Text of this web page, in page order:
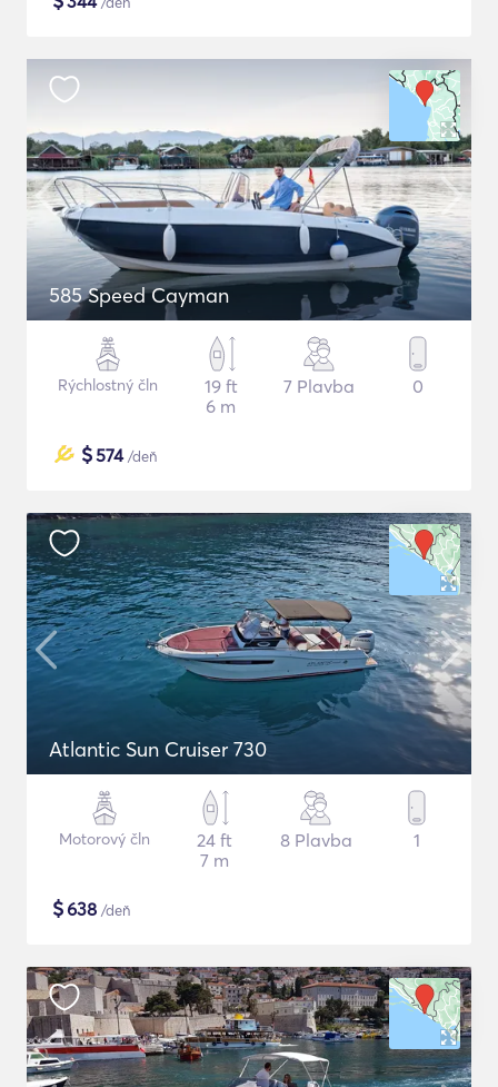
585 Speed Cayman
Rýchlostný čln
19 ft
6 m
7 Plavba 0
$574/deň
Atlantic Sun Cruiser 730
Motorový čln
24 ft
7 m
8 Plavba 1
$638 /deň